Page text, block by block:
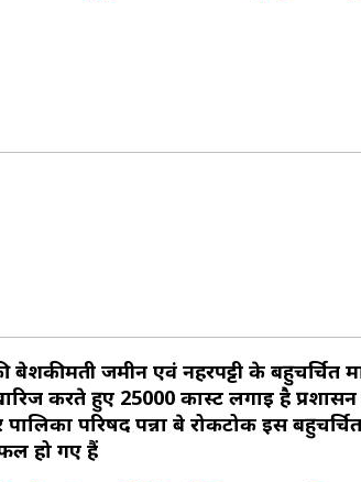
बेशकीमती जमीन एवं नहरपट्टी के बहुचर्चित
करते हुए ₹25000 कास्ट लगाई है
परिषद पन्ना बे रोकटोक इस
हो गए हैं